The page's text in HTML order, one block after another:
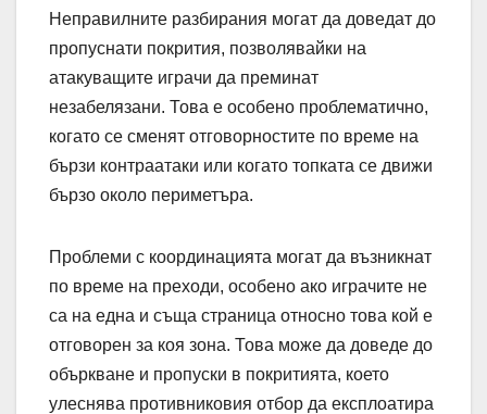
Неправилните разбирания могат да доведат до
пропуснати покрития, позволявайки на
атакуващите играчи да преминат
незабелязани. Това е особено проблематично,
когато се сменят отговорностите по време на
бързи контраатаки или когато топката се движи
бързо около периметъра.
Проблеми с координацията могат да възникнат
по време на преходи, особено ако играчите не
са на една и съща страница относно това кой е
отговорен за коя зона. Това може да доведе до
объркване и пропуски в покритията, което
улеснява противниковия отбор да експлоатира